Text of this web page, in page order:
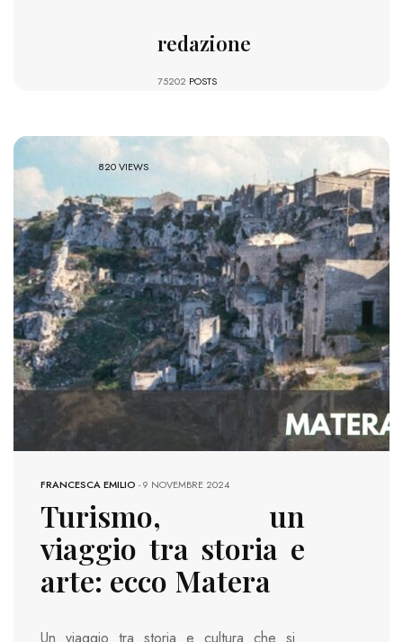
redazione
75202 POSTS
820 VIEWS
FRANCESCA EMILIO -9 NOVEMBRE 2024
Turismo, un
viaggio tra storia e
arte: ecco Matera
Un viaggio tra storia e cultura che si